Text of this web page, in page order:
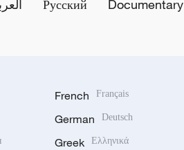
Русский Documentary
French Français
German Deutsch
Greek Ελληνικά